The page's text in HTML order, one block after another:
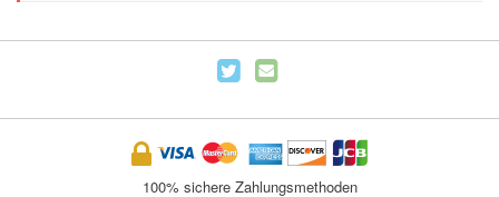
100% sichere Zahlungsmethoden